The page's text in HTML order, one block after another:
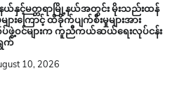
နှင့်မတ္တရာမြို့နယ်အတွင်း မိုးသည်းထန်
ျားကြောင့် ထိခိုက်ပျက်စီးမှုများအား
ပ်ဖွဲ့ဝင်များက ကူညီကယ်ဆယ်ရေးလုပ်ငန်း
ရွက်
10, 2026